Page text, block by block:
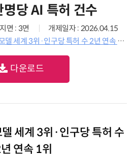
당 AI 특허 건수
지면 : 3면
개제일자 : 2026.04.15
세계 3위·인구당 특허 수 2년 연속 1위
다운로드
세계 3위·인구당 특허 수
연속 1위